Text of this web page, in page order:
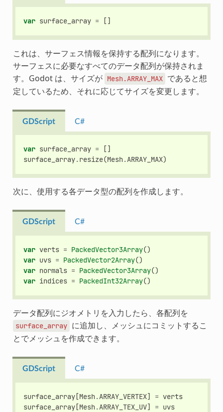
var surface_array = []
これは、サーフェス情報を保持する配列になります。
サーフェスに必要なすべてのデータ配列が保持されま
す。Godot は、サイズが Mesh.ARRAY_MAX であると想
定しているため、それに応じてサイズを変更します。
GDScript C#
var surface_array =
[]
surface_array.resize(Mesh.ARRAY_MAX)
次に、使用する各データ型の配列を作成します。
GDScript C#
var verts = PackedVector3Array()
var uvs = PackedVector2Array()
var normals = PackedVector3Array()
var indices = PackedInt32Array()
データ配列にジオメトリを入力したら、各配列を
surface_array に追加し、メッシュにコミットするこ
とでメッシュを作成できます。
GDScript C#
surface_array [Mesh.ARRAY_VERTEX] = verts
surface_array [Mesh.ARRAY_TEX_UV] = uvs